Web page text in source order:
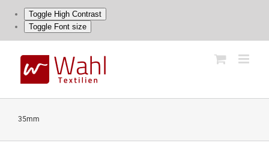
Toggle High Contrast
Toggle Font size
content
35mm